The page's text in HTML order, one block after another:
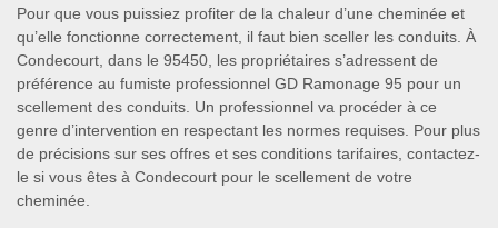
Pour que vous puissiez profiter de la chaleur d’une cheminée et
qu’elle fonctionne correctement, il faut bien sceller les conduits. À
Condecourt, dans le 95450, les propriétaires s’adressent de
préférence au fumiste professionnel GD Ramonage 95 pour un
scellement des conduits. Un professionnel va procéder à ce
genre d’intervention en respectant les normes requises. Pour plus
de précisions sur ses offres et ses conditions tarifaires, contactez-
le si vous êtes à Condecourt pour le scellement de votre
cheminée.